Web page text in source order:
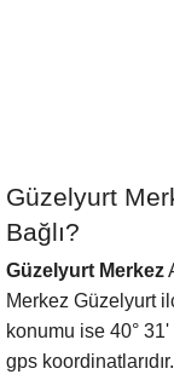
Güzelyurt
Bağlı?
Güzelyurt Merkez
Merkez Güzelyurt
konumu ise 40°
gps koordinatlarıdır.